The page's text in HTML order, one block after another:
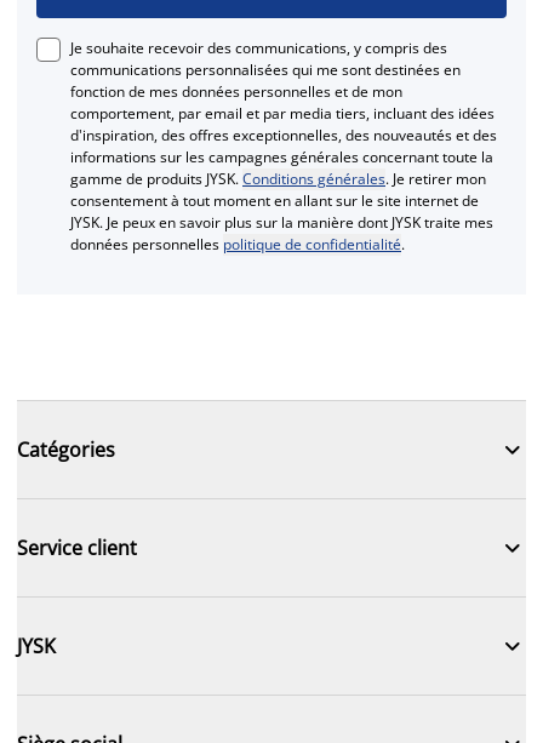
Je souhaite recevoir des communications, y compris des
communications personnalisées qui me sont destinées en
fonction de mes données personnelles et de mon
comportement, par email et par media tiers, incluant des idées
d'inspiration, des offres exceptionnelles, des nouveautés et des
informations sur les campagnes générales concernant toute la
gamme de produits JYSK.Conditions générales. Je retirer mon
consentement à tout moment en allant sur le site internet de
JYSK. Je peux en savoir plus sur la manière dont JYSK traite mes
données personnelles politique de confidentialité.
Catégories 
Service client 
JYSK 